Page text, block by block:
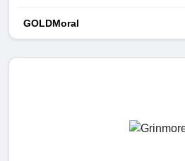
GOLDMoral